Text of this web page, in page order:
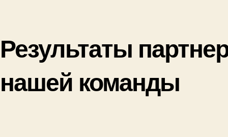
Результаты
нашей команды